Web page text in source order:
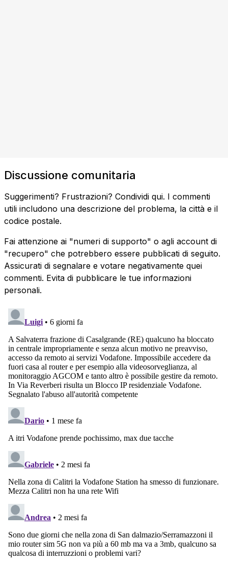
Discussione comunitaria
Suggerimenti? Frustrazioni? Condividi qui. I commenti
utili includono una descrizione del problema, la città e il
codice postale.
Fai attenzione ai "numeri di supporto" o agli account di
"recupero" che potrebbero essere pubblicati di seguito.
Assicurati di segnalare e votare negativamente quei
commenti. Evita di pubblicare le tue informazioni
personali.